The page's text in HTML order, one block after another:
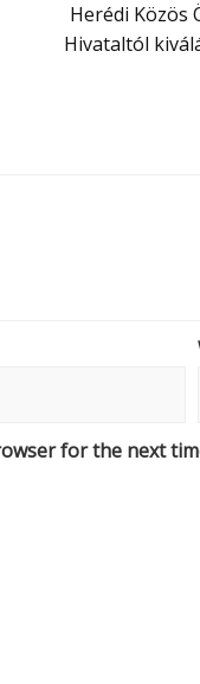
Herédi Közös
Hivataltól
for the next